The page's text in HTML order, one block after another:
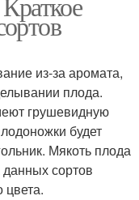
из-за аромата,
плода.
грушевидную
будет
Мякоть плода
сортов
цвета.